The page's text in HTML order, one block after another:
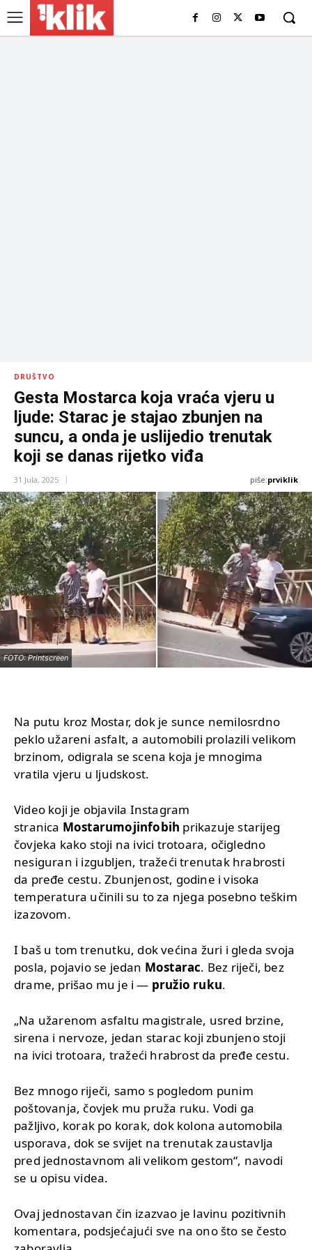
DRUŠTVO
Gesta Mostarca koja vraća vjeru u
ljude: Starac je stajao zbunjen na
suncu, a onda je uslijedio trenutak
koji se danas rijetko viđa
31 Jula, 2025 piše:prviklik
FOTO: Printscreen
Na putu kroz Mostar, dok je sunce nemilosrdno
peklo užareni asfalt, a automobili prolazili velikom
brzinom, odigrala se scena koja je mnogima
vratila vjeru u ljudskost.
Video koji je objavila Instagram
stranica Mostarumojinfobih prikazuje starijeg
čovjeka kako stoji na ivici trotoara, očigledno
nesiguran i izgubljen, tražeći trenutak hrabrosti
da pređe cestu. Zbunjenost, godine i visoka
temperatura učinili su to za njega posebno teškim
izazovom.
I baš u tom trenutku, dok većina žuri i gleda svoja
posla, pojavio se jedan Mostarac. Bez riječi, bez
drame, prišao mu je i — pružio ruku.
„Na užarenom asfaltu magistrale, usred brzine,
sirena i nervoze, jedan starac koji zbunjeno stoji
na ivici trotoara, tražeći hrabrost da pređe cestu.
Bez mnogo riječi, samo s pogledom punim
poštovanja, čovjek mu pruža ruku. Vodi ga
pažljivo, korak po korak, dok kolona automobila
usporava, dok se svijet na trenutak zaustavlja
pred jednostavnom ali velikom gestom“, navodi
se u opisu videa.
Ovaj jednostavan čin izazvao je lavinu pozitivnih
komentara, podsjećajući sve na ono što se često